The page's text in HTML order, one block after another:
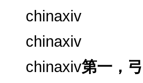
chinaxiv
chinaxiv
chinaxiv第一，